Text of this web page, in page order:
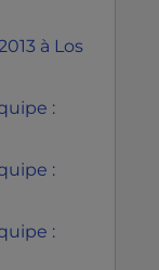
à Los
:
:
: